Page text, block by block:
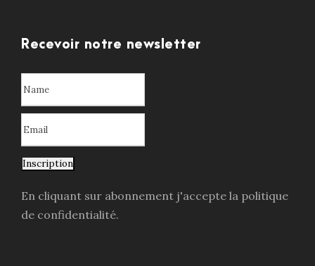
Recevoir notre newsletter
Inscription
En cliquant sur abonnement j'accepte la politique
de confidentialité.